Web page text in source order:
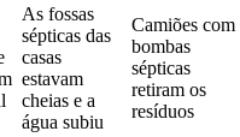
As fossas
sépticas das
casas
estavam
cheias e a
água subiu
Camiões com
bombas
sépticas
retiram os
resíduos